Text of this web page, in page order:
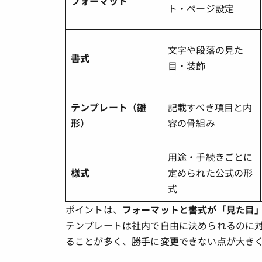
ト・ページ設定
書式
文字や段落の見た
目・装飾
テンプレート（雛
形）
記載すべき項目と内
容の骨組み
様式
用途・手続きごとに
定められた公式の形
式
ポイントは、 フォーマットと書式が「見た目
テンプレートは社内で自由に決められるのに
ることが多く、勝手に変更できない点が大き